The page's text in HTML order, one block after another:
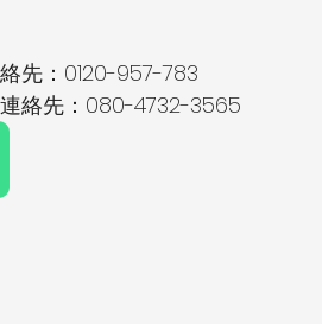
先：0120-957-783
080-4732-3565